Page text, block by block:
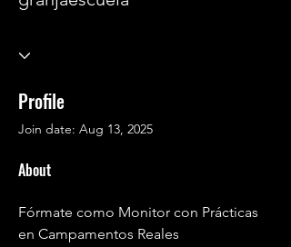
Profile
Join date: Aug 13, 2025
About
Fórmate como Monitor con Prácticas
en Campamentos Reales